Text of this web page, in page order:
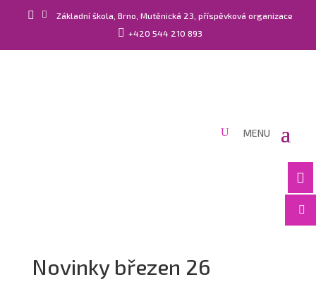
  Základní škola, Brno, Mutěnická 23, příspěvková organizace
 +420 544 210 893


Novinky březen 26